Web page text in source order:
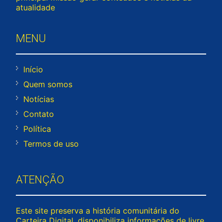
atualidade
MENU
Início
Quem somos
Notícias
Contato
Política
Termos de uso
ATENÇÃO
Este site preserva a história comunitária do